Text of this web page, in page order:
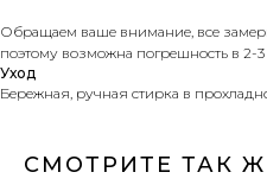
Обращаем ваше внимание, все
поэтому возможна погрешность в 2-3
Уход
Бережная, ручная стирка в
СМОТРИТЕ ТАК